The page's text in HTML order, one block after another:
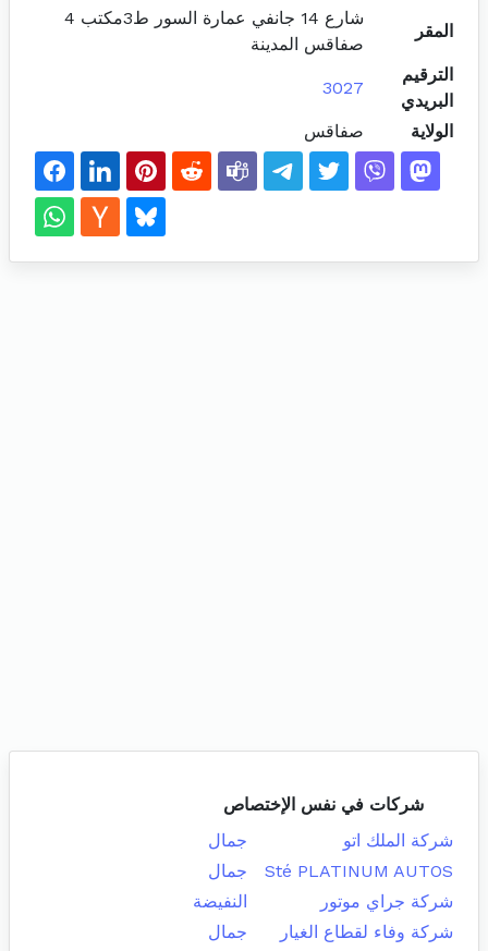
المقر
شارع 14 جانفي عمارة السور ط3مكتب 4
صفاقس المدينة
الترقيم
البريدي
3027
الولاية صفاقس
شركات في نفس الإختصاص
شركة الملك اتو
جمال
Sté PLATINUM AUTOS
جمال
شركة جراي موتور
النفيضة
شركة وفاء لقطاع الغيار
جمال